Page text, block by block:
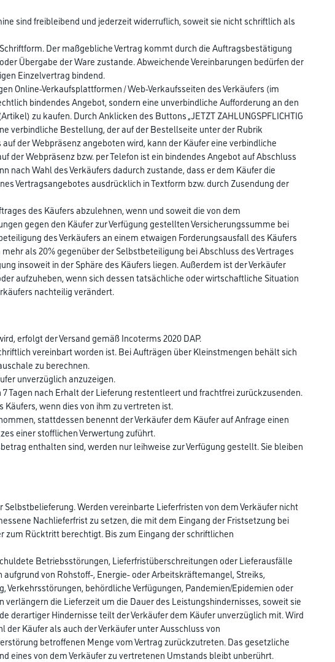
sind freibleibend und jederzeit widerruflich, soweit sie nicht schriftlich als
Der maßgebliche Vertrag kommt durch die Auftragsbestätigung
Übergabe der Ware zustande. Abweichende Vereinbarungen bedürfen der
Einzelvertrag bindend.
Online-Verkaufsplattformen / Web-Verkaufsseiten des Verkäufers (im
bindendes Angebot, sondern eine unverbindliche Aufforderung an den
zu kaufen. Durch Anklicken des Buttons „JETZT ZAHLUNGSPFLICHTIG
verbindliche Bestellung, der auf der Bestellseite unter der Rubrik
der Webpräsenz angeboten wird, kann der Käufer eine verbindliche
Webpräsenz bzw. per Telefon ist ein bindendes Angebot auf Abschluss
nach Wahl des Verkäufers dadurch zustande, dass er dem Käufer die
Vertragsangebotes ausdrücklich in Textform bzw. durch Zusendung der
des Käufers abzulehnen, wenn und soweit die von dem
gegen den Käufer zur Verfügung gestellten Versicherungssumme bei
des Verkäufers an einem etwaigen Forderungsausfall des Käufers
als 20% gegenüber der Selbstbeteiligung bei Abschluss des Vertrages
insoweit in der Sphäre des Käufers liegen. Außerdem ist der Verkäufer
aufzuheben, wenn sich dessen tatsächliche oder wirtschaftliche Situation
nachteilig verändert.
erfolgt der Versand gemäß Incoterms 2020 DAP.
vereinbart worden ist. Bei Aufträgen über Kleinstmengen behält sich
zu berechnen.
unverzüglich anzuzeigen.
Tagen nach Erhalt der Lieferung restentleert und frachtfrei zurückzusenden.
wenn dies von ihm zu vertreten ist.
stattdessen benennt der Verkäufer dem Käufer auf Anfrage einen
einer stofflichen Verwertung zuführt.
enthalten sind, werden nur leihweise zur Verfügung gestellt. Sie bleiben
Werden vereinbarte Lieferfristen von dem Verkäufer nicht
Nachlieferfrist zu setzen, die mit dem Eingang der Fristsetzung bei
zum Rücktritt berechtigt. Bis zum Eingang der schriftlichen
Betriebsstörungen, Lieferfristüberschreitungen oder Lieferausfälle
von Rohstoff-, Energie- oder Arbeitskräftemangel, Streiks,
behördliche Verfügungen, Pandemien/Epidemien oder
die Lieferzeit um die Dauer des Leistungshindernisses, soweit sie
derartiger Hindernisse teilt der Verkäufer dem Käufer unverzüglich mit. Wird
Käufer als auch der Verkäufer unter Ausschluss von
betroffenen Menge vom Vertrag zurückzutreten. Das gesetzliche
eines von dem Verkäufer zu vertretenen Umstands bleibt unberührt.